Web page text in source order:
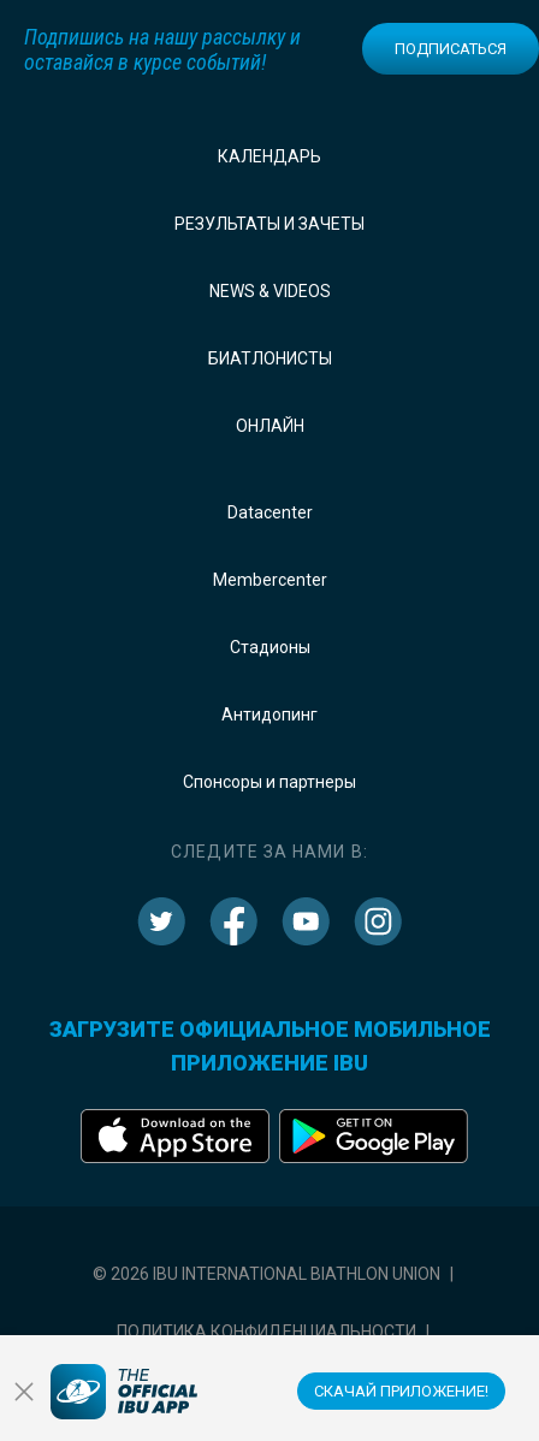
СКАЧАЙ ПРИЛОЖЕНИЕ!
Подпишись на нашу рассылку и
оставайся в курсе событий!
ПОДПИСАТЬСЯ
КАЛЕНДАРЬ
РЕЗУЛЬТАТЫ И ЗАЧЕТЫ
NEWS & VIDEOS
БИАТЛОНИСТЫ
ОНЛАЙН
Datacenter
Membercenter
Стадионы
Антидопинг
Спонсоры и партнеры
СЛЕДИТЕ ЗА НАМИ В:
ЗАГРУЗИТЕ ОФИЦИАЛЬНОЕ МОБИЛЬНОЕ
ПРИЛОЖЕНИЕ IBU
© 2026 IBU INTERNATIONAL BIATHLON UNION
ПОЛИТИКА КОНФИДЕНЦИАЛЬНОСТИ |
УСЛОВИЯ ИСПОЛЬЗОВАНИЯ НАСТРОЙКИ ФАЙЛОВ COOKIE